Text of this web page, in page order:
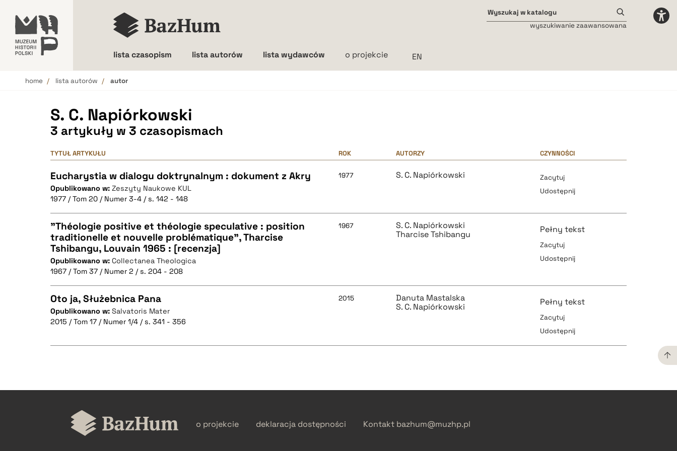
lista czasopism lista autorów lista wydawców o projekcie
wyszukiwanie zaawansowana
home lista autorów autor
S. C. Napiórkowski
3 artykuły w 3 czasopismach
TYTUŁ ARTYKUŁU ROK AUTORZY CZYNNOŚCI
Eucharystia w dialogu doktrynalnym : dokument z Akry
Opublikowano w: Zeszyty Naukowe KUL
1977 / Tom 20 / Numer 3-4 / s. 142 - 148
1977 S. C. Napiórkowski
Zacytuj
Udostępnij
CZYSTY TEKST
BIBTEX
pobierz cytat
"Théologie positive et théologie speculative : position
traditionelle et nouvelle problématique", Tharcise
Tshibangu, Louvain 1965 : [recenzja]
Opublikowano w: Collectanea Theologica
1967 / Tom 37 / Numer 2 / s. 204 - 208
1967
S. C. Napiórkowski
Tharcise Tshibangu
Pełny tekst
Zacytuj
Udostępnij
CZYSTY TEKST
pobierz cytat
Oto ja, Służebnica Pana
Opublikowano w: Salvatoris Mater
2015 / Tom 17 / Numer 1/4 / s. 341 - 356
2015
Danuta Mastalska
S. C. Napiórkowski
Pełny tekst
Zacytuj
Udostępnij
o projekcie deklaracja dostępności Kontakt bazhum@muzhp.pl